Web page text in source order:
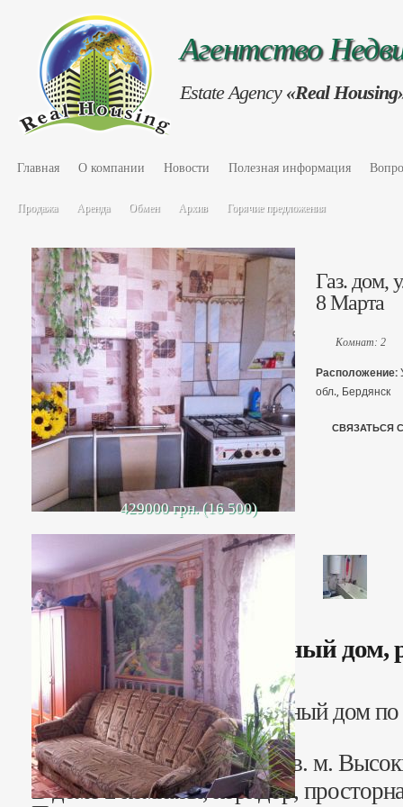
Агентство
Estate Agency «Real
Главная О компании Новости Полезная информация
Продажа Аренда Обмен Архив Горячие предложения
429000 грн. (16 500)
Газ. дом,
8 Марта
Комнат: 2
Расположение:
обл., Бердянск
СВЯЗАТЬСЯ
Газифицированный дом,
Продается газифицированный дом по
районе 8 Марта.
Дом общей площадью 60 кв. м.
В доме 2 комнаты, коридор,